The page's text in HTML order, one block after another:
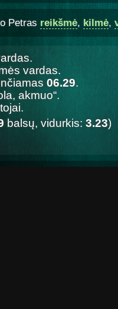
Petras reikšmė, kilmė,
vardas.
06.29.
akmuo“.
balsų, vidurkis: 3.23)